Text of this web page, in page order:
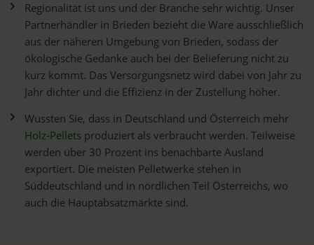
Regionalität ist uns und der Branche sehr wichtig. Unser
Partnerhändler in Brieden bezieht die Ware ausschließlich
aus der näheren Umgebung von Brieden, sodass der
ökologische Gedanke auch bei der Belieferung nicht zu
kurz kommt. Das Versorgungsnetz wird dabei von Jahr zu
Jahr dichter und die Effizienz in der Zustellung höher.
Wussten Sie, dass in Deutschland und Österreich mehr
Holz-Pellets produziert als verbraucht werden. Teilweise
werden über 30 Prozent ins benachbarte Ausland
exportiert. Die meisten Pelletwerke stehen in
Süddeutschland und in nördlichen Teil Österreichs, wo
auch die Hauptabsatzmärkte sind.